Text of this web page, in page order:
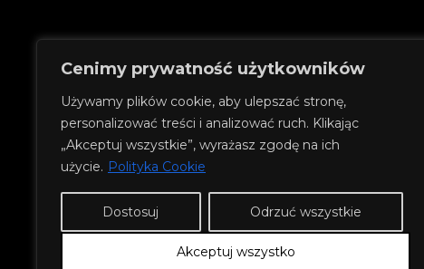
Cenimy prywatność użytkowników
Używamy plików cookie, aby ulepszać stronę,
personalizować treści i analizować ruch. Klikając
„Akceptuj wszystkie”, wyrażasz zgodę na ich
użycie. Polityka Cookie
Dostosuj Odrzuć wszystkie
Akceptuj wszystko